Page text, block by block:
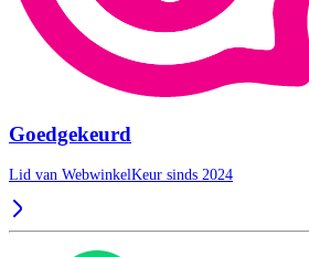
Goedgekeurd
Lid van WebwinkelKeur sinds 2024